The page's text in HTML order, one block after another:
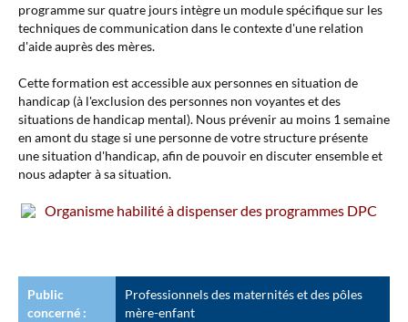
programme sur quatre jours intègre un module spécifique sur les
techniques de communication dans le contexte d'une relation
d'aide auprès des mères.
Cette formation est accessible aux personnes en situation de
handicap (à l'exclusion des personnes non voyantes et des
situations de handicap mental). Nous prévenir au moins 1 semaine
en amont du stage si une personne de votre structure présente
une situation d'handicap, afin de pouvoir en discuter ensemble et
nous adapter à sa situation.
Organisme habilité à dispenser des programmes DPC
Public
concerné :
Professionnels des maternités et des pôles
mère-enfant